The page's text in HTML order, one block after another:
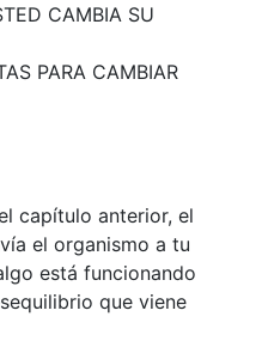
CAMBIA SU
PARA CAMBIAR
capítulo anterior, el
el organismo a tu
está funcionando
que viene